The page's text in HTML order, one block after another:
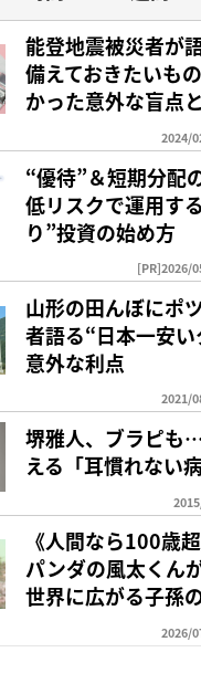
能登地震被災者が
備えておきたいも
かった意外な盲点
2024/
“優待”＆短期分配
低リスクで運用す
り”投資の始め方
[PR]2026/
山形の田んぼにポ
者語る“日本一安
意外な利点
2021/
堺雅人、ブラピも
える「耳慣れない病
《人間なら100歳
パンダの風太くん
世界に広がる子孫
2026/